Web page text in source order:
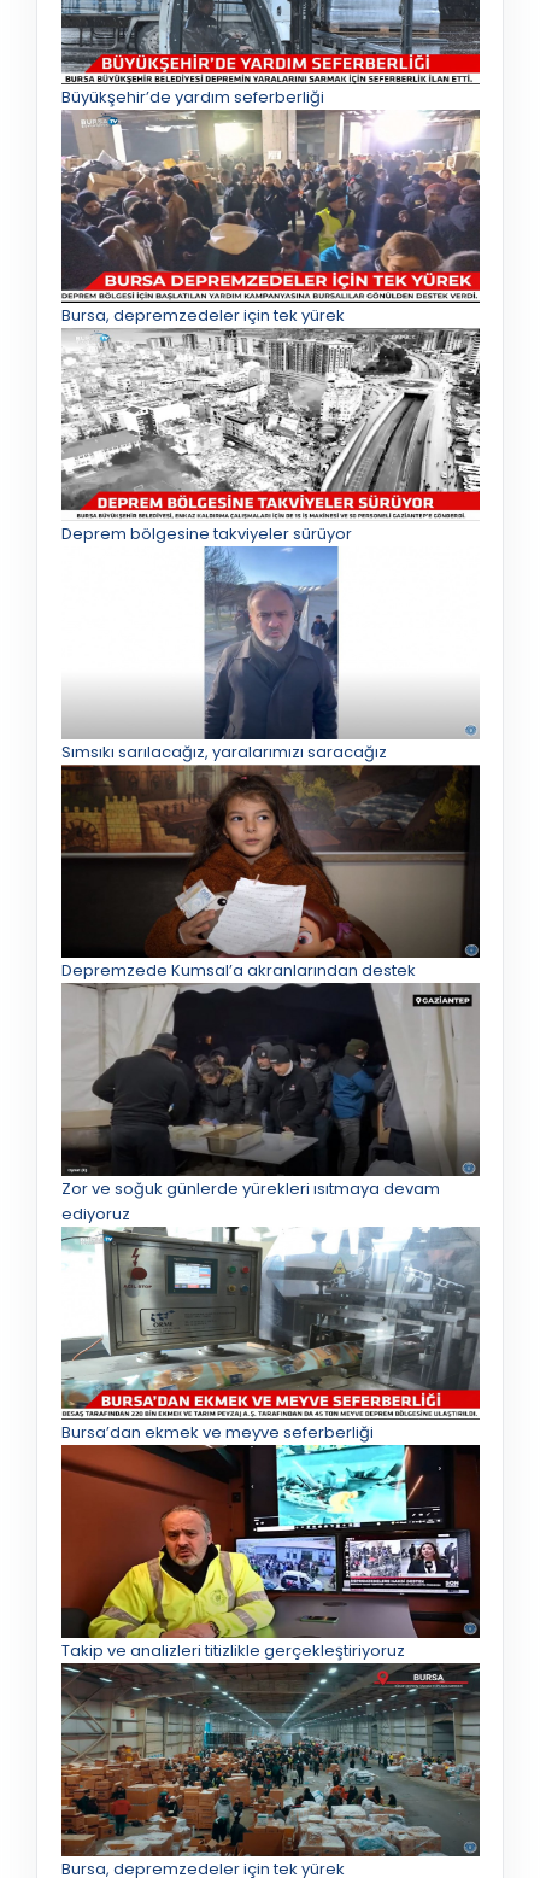
Büyükşehir’de yardım seferberliği
Bursa, depremzedeler için tek yürek
Deprem bölgesine takviyeler sürüyor
Sımsıkı sarılacağız, yaralarımızı saracağız
Depremzede Kumsal’a akranlarından destek
Zor ve soğuk günlerde yürekleri ısıtmaya devam
ediyoruz
Bursa’dan ekmek ve meyve seferberliği
Takip ve analizleri titizlikle gerçekleştiriyoruz
Bursa, depremzedeler için tek yürek